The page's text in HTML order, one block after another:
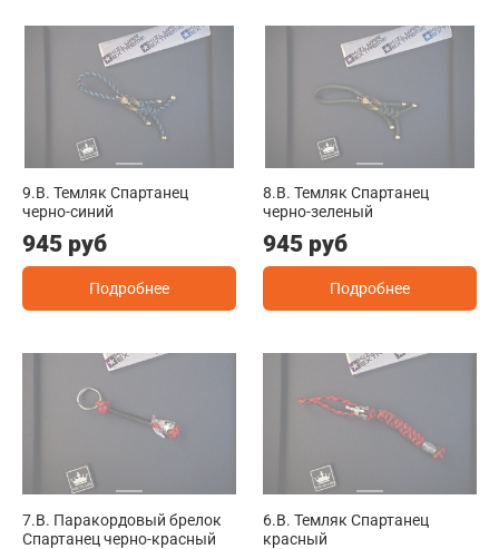
9.B. Темляк Спартанец
черно-синий
945 руб
Подробнее
8.B. Темляк Спартанец
черно-зеленый
945 руб
Подробнее
7.B. Паракордовый брелок
Спартанец черно-красный
6.B. Темляк Спартанец
красный